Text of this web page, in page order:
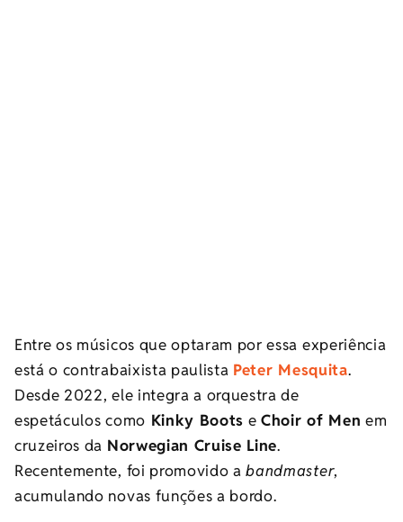
Entre os músicos que optaram por essa experiência
está o contrabaixista paulista Peter Mesquita.
Desde 2022, ele integra a orquestra de
espetáculos como Kinky Boots eChoir of Men em
cruzeiros da Norwegian Cruise Line.
Recentemente, foi promovido abandmaster,
acumulando novas funções a bordo.